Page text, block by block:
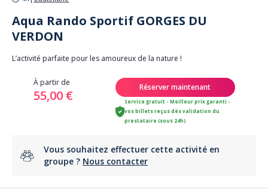
Aqua Rando Sportif GORGES DU
VERDON
L’activité parfaite pour les amoureux de la nature !
À partir de
55,00 €
Réserver maintenant
Service gratuit - Meilleur prix garanti -
vos billets reçus dès validation du
prestataire (sous 24h)
Vous souhaitez effectuer cette activité en
groupe ? Nous contacter